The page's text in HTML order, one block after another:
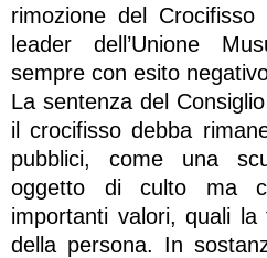
rimozione del
leader dell’Unione
sempre con esito
La sentenza del
il crocifisso debba
pubblici, come una
oggetto di culto ma
importanti valori, quali
della persona. In